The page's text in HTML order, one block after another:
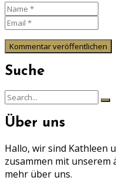
Suche
Search
Über uns
Hallo, wir sind Kathleen
zusammen mit unserem
mehr über uns.